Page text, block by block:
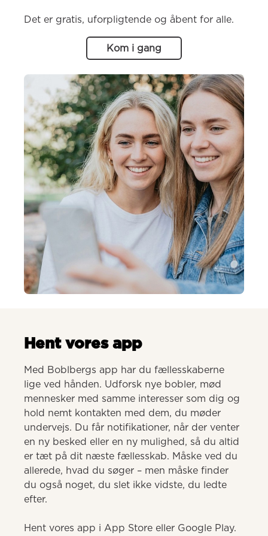
Det er gratis, uforpligtende og åbent for alle.
Kom i gang
Hent vores app
Med Boblbergs app har du fællesskaberne
lige ved hånden. Udforsk nye bobler, mød
mennesker med samme interesser som dig og
hold nemt kontakten med dem, du møder
undervejs. Du får notifikationer, når der venter
en ny besked eller en ny mulighed, så du altid
er tæt på dit næste fællesskab. Måske ved du
allerede, hvad du søger – men måske finder
du også noget, du slet ikke vidste, du ledte
efter.
Hent vores app i App Store eller Google Play.